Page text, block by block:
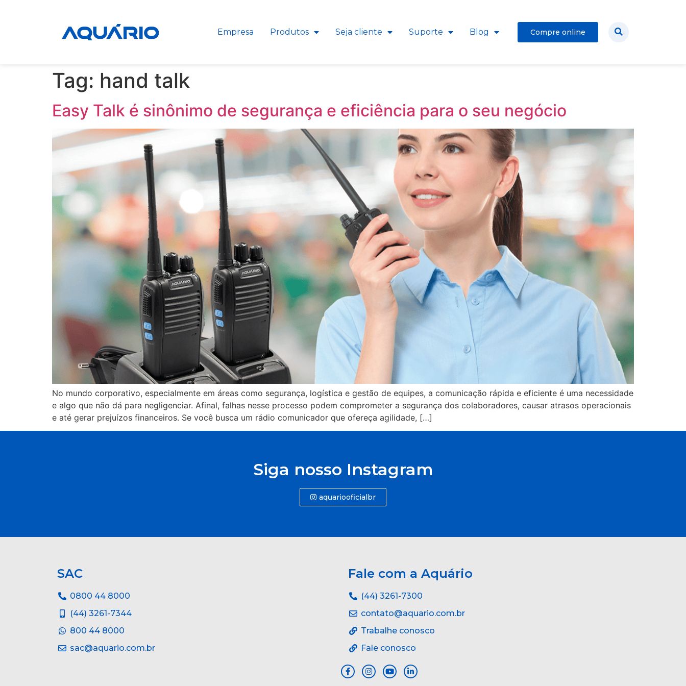
Empresa Produtos Seja cliente Suporte Blog Compre online
Tag: hand talk
Easy Talk é sinônimo de segurança e eficiência para o seu negócio
No mundo corporativo, especialmente em áreas como segurança, logística e gestão de equipes, a comunicação rápida e eficiente é uma necessidade
e algo que não dá para negligenciar. Afinal, falhas nesse processo podem comprometer a segurança dos colaboradores, causar atrasos operacionais
e até gerar prejuízos financeiros. Se você busca um rádio comunicador que ofereça agilidade, […]
Siga nosso Instagram
aquariooficialbr
SAC
0800 44 8000
(44) 3261-7344
800 44 8000
sac@aquario.com.br
Fale com a Aquário
(44) 3261-7300
contato@aquario.com.br
Trabalhe conosco
Fale conosco